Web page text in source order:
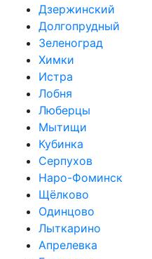
Дзержинский
Долгопрудный
Зеленоград
Химки
Истра
Лобня
Люберцы
Мытищи
Кубинка
Серпухов
Наро-Фоминск
Щёлково
Одинцово
Лыткарино
Апрелевка